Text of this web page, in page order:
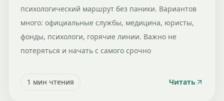
психологический маршрут без паники. Вариантов
много: официальные службы, медицина, юристы,
фонды, психологи, горячие линии. Важно не
потеряться и начать с самого срочно
1 мин чтения Читать